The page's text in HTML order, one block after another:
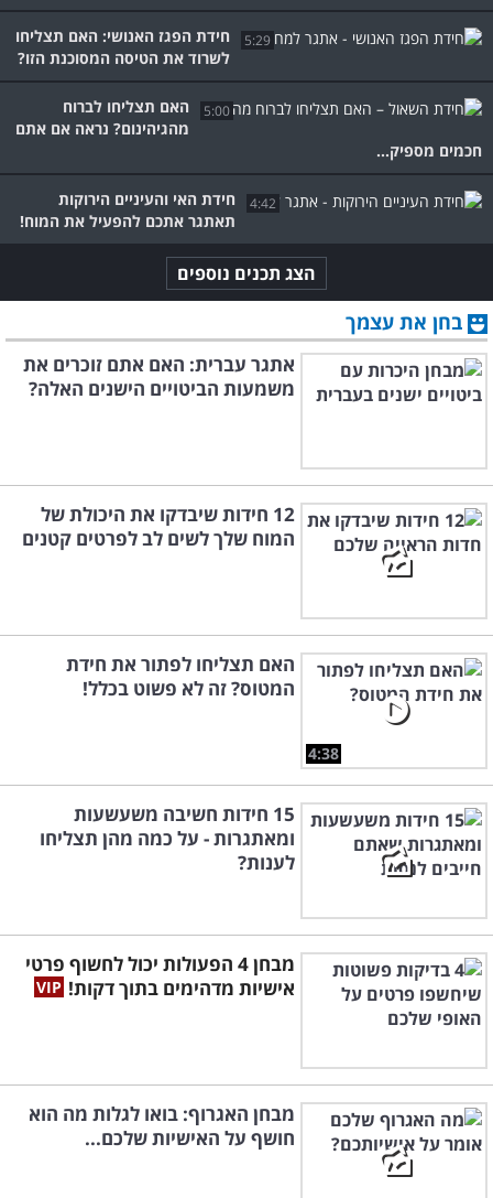
5:29
חידת הפגז האנושי: האם תצליחו
לשרוד את הטיסה המסוכנת הזו?
5:00
האם תצליחו לברוח
מהגיהינום? נראה אם אתם
חכמים מספיק...
4:42
חידת האי והעיניים הירוקות
תאתגר אתכם להפעיל את המוח!
הצג תכנים נוספים
בחן את עצמך
אתגר עברית: האם אתם זוכרים את
משמעות הביטויים הישנים האלה?
12 חידות שיבדקו את היכולת של
המוח שלך לשים לב לפרטים קטנים
4:38
האם תצליחו לפתור את חידת
המטוס? זה לא פשוט בכלל!
15 חידות חשיבה משעשעות
ומאתגרות - על כמה מהן תצליחו
לענות?
מבחן 4 הפעולות יכול לחשוף פרטי
אישיות מדהימים בתוך דקות!
מבחן האגרוף: בואו לגלות מה הוא
חושף על האישיות שלכם...